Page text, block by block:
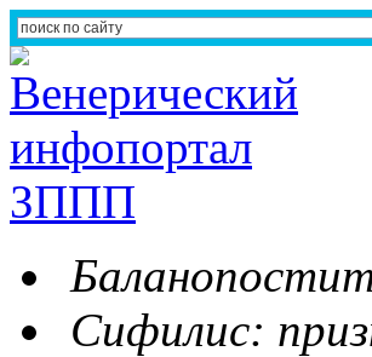
Баланопостит
Сифилис: